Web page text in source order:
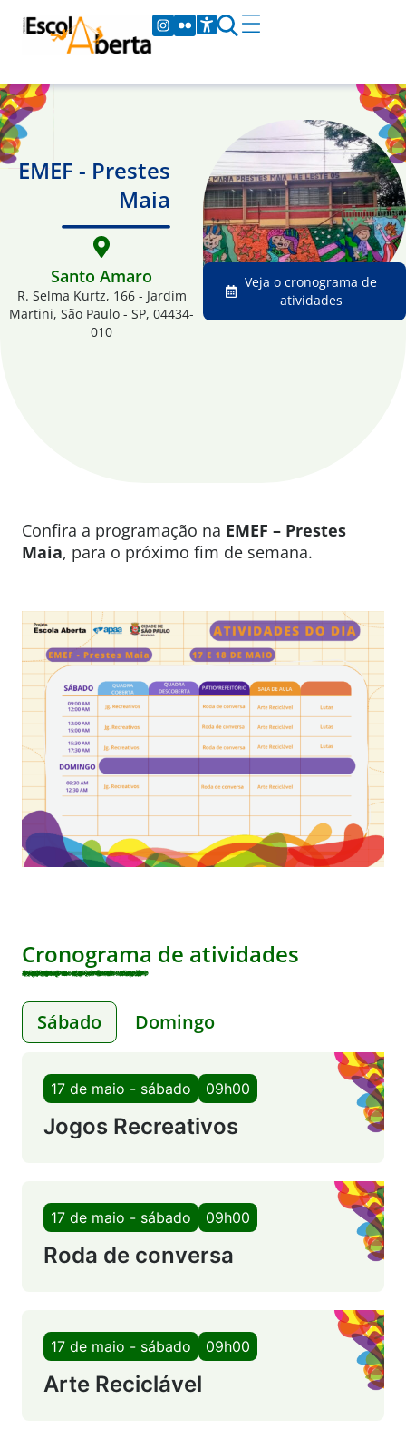
EMEF - Prestes
Maia
Santo Amaro
R. Selma Kurtz, 166 - Jardim
Martini, São Paulo - SP, 04434-
010
Veja o cronograma de
atividades
Confira a programação na EMEF – Prestes
Maia, para o próximo fim de semana.
Cronograma de atividades
Sábado Domingo
17 de maio - sábado 09h00
Jogos Recreativos
17 de maio - sábado 09h00
Roda de conversa
17 de maio - sábado 09h00
Arte Reciclável